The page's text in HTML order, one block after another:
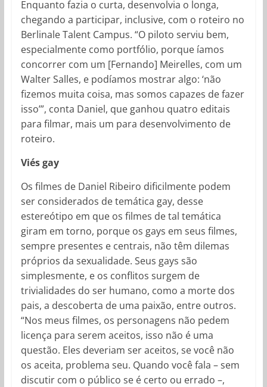
Enquanto fazia o curta, desenvolvia o longa,
chegando a participar, inclusive, com o roteiro no
Berlinale Talent Campus. “O piloto serviu bem,
especialmente como portfólio, porque íamos
concorrer com um [Fernando] Meirelles, com um
Walter Salles, e podíamos mostrar algo: ‘não
fizemos muita coisa, mas somos capazes de fazer
isso’”, conta Daniel, que ganhou quatro editais
para filmar, mais um para desenvolvimento de
roteiro.
Viés gay
Os filmes de Daniel Ribeiro dificilmente podem
ser considerados de temática gay, desse
estereótipo em que os filmes de tal temática
giram em torno, porque os gays em seus filmes,
sempre presentes e centrais, não têm dilemas
próprios da sexualidade. Seus gays são
simplesmente, e os conflitos surgem de
trivialidades do ser humano, como a morte dos
pais, a descoberta de uma paixão, entre outros.
“Nos meus filmes, os personagens não pedem
licença para serem aceitos, isso não é uma
questão. Eles deveriam ser aceitos, se você não
os aceita, problema seu. Quando você fala – sem
discutir com o público se é certo ou errado –,